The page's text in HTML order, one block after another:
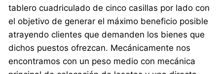
tablero cuadriculado de cinco casillas por lado con
el objetivo de generar el máximo beneficio posible
atrayendo clientes que demanden los bienes que
dichos puestos ofrezcan. Mecánicamente nos
encontramos con un peso medio con mecánica